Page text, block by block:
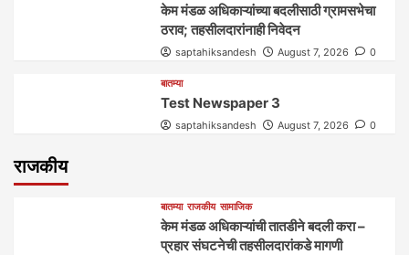
केम मंडळ अधिकाऱ्यांच्या बदलीसाठी ग्रामसभेचा
ठराव; तहसीलदारांनाही निवेदन
saptahiksandesh August 7, 2026 0
बातम्या
Test Newspaper 3
saptahiksandesh August 7, 2026 0
राजकीय
बातम्या राजकीय सामाजिक
केम मंडळ अधिकाऱ्यांची तातडीने बदली करा –
प्रहार संघटनेची तहसीलदारांकडे मागणी